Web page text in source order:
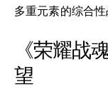
多重元素的综合性
《荣耀战
望